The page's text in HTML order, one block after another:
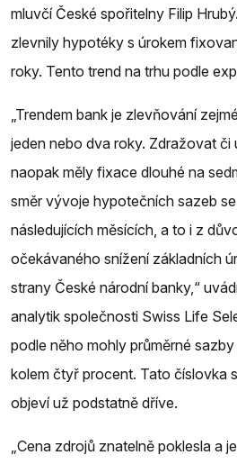
mluvčí České spořitelny Filip
zlevnily hypotéky s úrokem
roky. Tento trend na trhu podle
„Trendem bank je zlevňování
jeden nebo dva roky. Zdražovat či
naopak měly fixace dlouhé na
směr vývoje hypotečních sazeb
následujících měsících, a to i z
očekávaného snížení základních
strany České národní banky,“
analytik společnosti Swiss Life
podle něho mohly průměrné
kolem čtyř procent. Tato číslovka
objeví už podstatně dříve.
„Cena zdrojů znatelně poklesla a